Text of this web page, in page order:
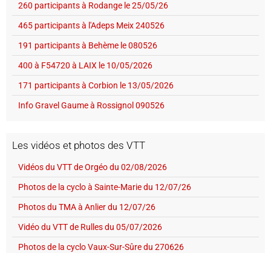
260 participants à Rodange le 25/05/26
465 participants à l'Adeps Meix 240526
191 participants à Behème le 080526
400 à F54720 à LAIX le 10/05/2026
171 participants à Corbion le 13/05/2026
Info Gravel Gaume à Rossignol 090526
Les vidéos et photos des VTT
Vidéos du VTT de Orgéo du 02/08/2026
Photos de la cyclo à Sainte-Marie du 12/07/26
Photos du TMA à Anlier du 12/07/26
Vidéo du VTT de Rulles du 05/07/2026
Photos de la cyclo Vaux-Sur-Sûre du 270626